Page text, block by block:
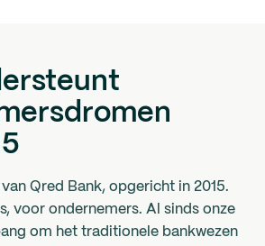
Qred Bank, opgericht in 2015.
voor ondernemers. Al sinds onze
om het traditionele bankwezen